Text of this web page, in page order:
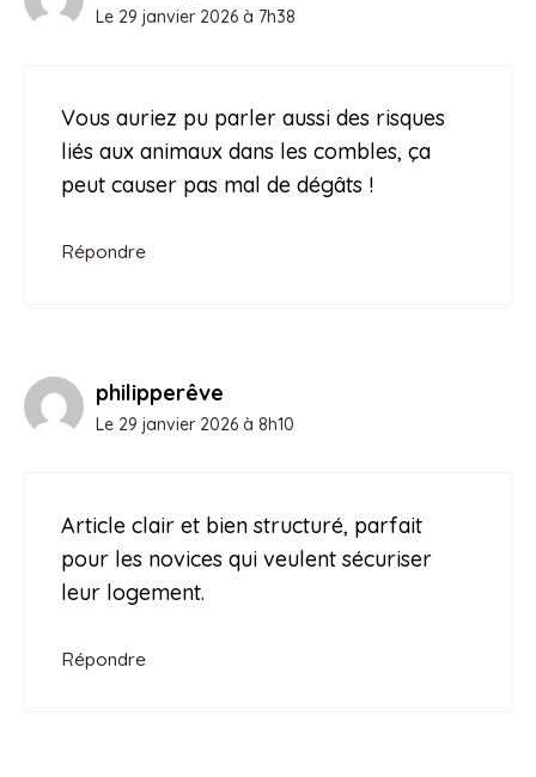
Le 29 janvier 2026 à 7h38
Vous auriez pu parler aussi des risques
liés aux animaux dans les combles, ça
peut causer pas mal de dégâts !
Répondre
philipperêve
Le 29 janvier 2026 à 8h10
Article clair et bien structuré, parfait
pour les novices qui veulent sécuriser
leur logement.
Répondre